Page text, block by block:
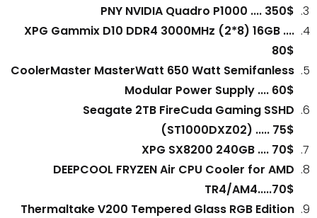
PNY NVIDIA Quadro P1000 .... 350$
XPG Gammix D10 DDR4 3000MHz (2*8) 16GB ....
80$
CoolerMaster MasterWatt 650 Watt Semifanless
Modular Power Supply .... 60$
Seagate 2TB FireCuda Gaming SSHD
(ST1000DXZ02) ..... 75$
XPG SX8200 240GB .... 70$
DEEPCOOL FRYZEN Air CPU Cooler for AMD
TR4/AM4.....70$
Thermaltake V200 Tempered Glass RGB Edition